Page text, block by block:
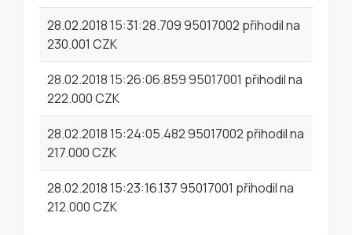
28.02.2018 15:31:28.709 95017002 přihodil na
230.001 CZK
28.02.2018 15:26:06.859 95017001 přihodil na
222.000 CZK
28.02.2018 15:24:05.482 95017002 přihodil na
217.000 CZK
28.02.2018 15:23:16.137 95017001 přihodil na
212.000 CZK